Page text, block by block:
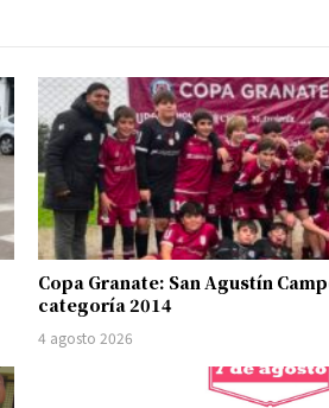
Copa Granate: San Agustín
categoría 2014
4 agosto 2026